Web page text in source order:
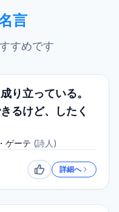
言
すめです
り立っている。
るけど、したく
ゲーテ (詩人 )
いいね詳細へ